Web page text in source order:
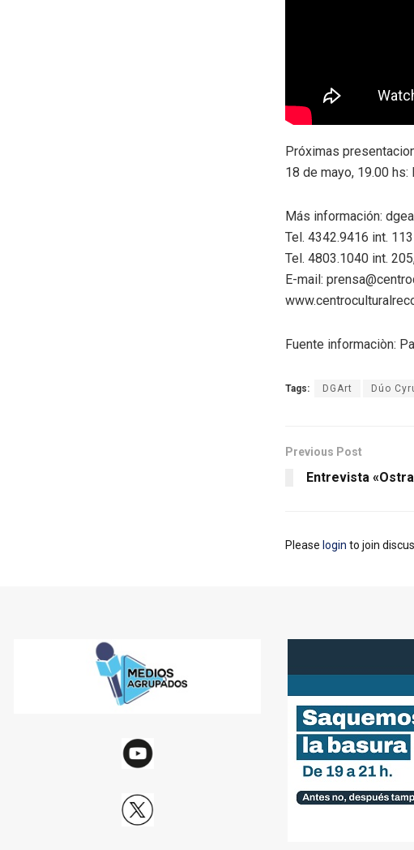
Próximas
18 de mayo, 19.00
Más información:
Tel. 4342.9416 int.
Tel. 4803.1040 int.
E-mail:
Fuente informaciòn:
Tags: DGArt Dúo
Previous Post
Entrevista
Please login to join